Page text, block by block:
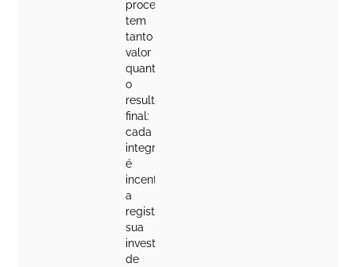
processo
tem
tanto
valor
quanto
o
resultado
final:
cada
integrante
é
incentivado
a
registrar
sua
investigação
de